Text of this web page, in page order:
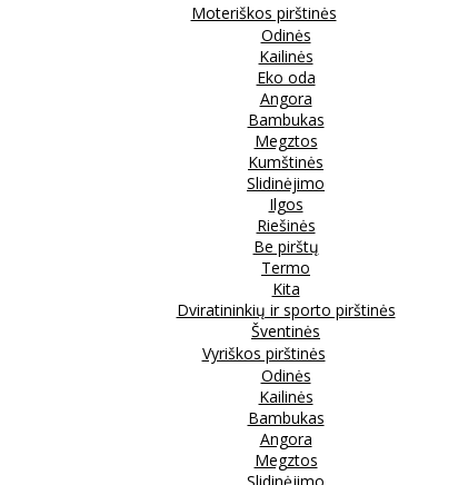
Moteriškos pirštinės
Odinės
Kailinės
Eko oda
Angora
Bambukas
Megztos
Kumštinės
Slidinėjimo
Ilgos
Riešinės
Be pirštų
Termo
Kita
Dviratininkių ir sporto pirštinės
Šventinės
Vyriškos pirštinės
Odinės
Kailinės
Bambukas
Angora
Megztos
Slidinėjimo